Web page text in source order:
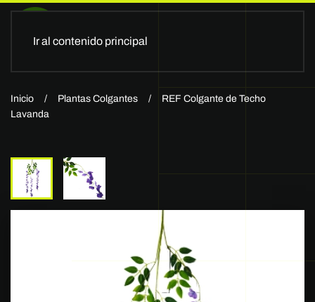
Ir al contenido principal
Inicio Plantas Colgantes
REF Colgante de Techo
Lavanda